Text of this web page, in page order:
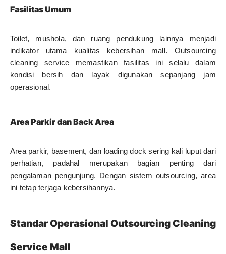
Fasilitas Umum
Toilet, mushola, dan ruang pendukung lainnya menjadi
indikator utama kualitas kebersihan mall. Outsourcing
cleaning service memastikan fasilitas ini selalu dalam
kondisi bersih dan layak digunakan sepanjang jam
operasional.
Area Parkir dan Back Area
Area parkir, basement, dan loading dock sering kali luput dari
perhatian, padahal merupakan bagian penting dari
pengalaman pengunjung. Dengan sistem outsourcing, area
ini tetap terjaga kebersihannya.
Standar Operasional Outsourcing Cleaning
Service Mall